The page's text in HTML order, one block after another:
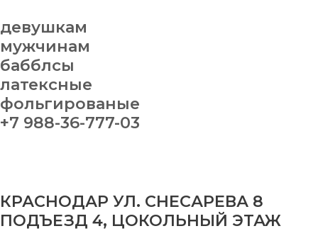
девушкам
мужчинам
бабблсы
латексные
фольгированые
+7 988-36-777-03
КРАСНОДАР УЛ. СНЕСАРЕВА 8
ПОДЪЕЗД 4, ЦОКОЛЬНЫЙ ЭТАЖ